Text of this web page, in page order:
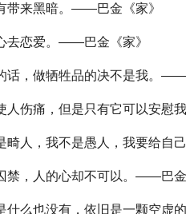
来黑暗。——巴金《家》
恋爱。——巴金《家》
，做牺牲品的决不是我。——
伤痛，但是只有它可以安慰
人，我不是愚人，我要给自
，人的心却不可以。——巴金
么也没有，依旧是一颗空虚